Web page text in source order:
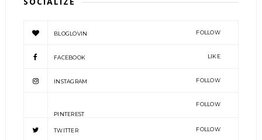
BLOGLOVIN FOLLOW
FACEBOOK LIKE
INSTAGRAM FOLLOW
PINTEREST
FOLLOW
TWITTER FOLLOW